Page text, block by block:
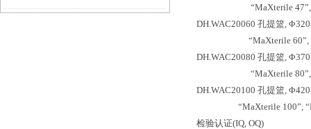
“MaXterile 47”,
DH.WAC20060 孔提篮,
“MaXterile 60”,
DH.WAC20080 孔提篮,
“MaXterile 80”,
DH.WAC20100 孔提篮,
“MaXterile 100”,
检验认证(IQ, OQ)